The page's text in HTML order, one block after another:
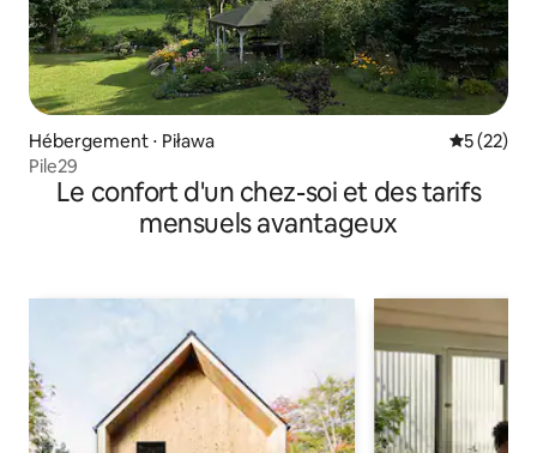
Hébergement ⋅ Piława
5 (22)
Pile29
Le confort d'un chez-soi et des tarifs
mensuels avantageux